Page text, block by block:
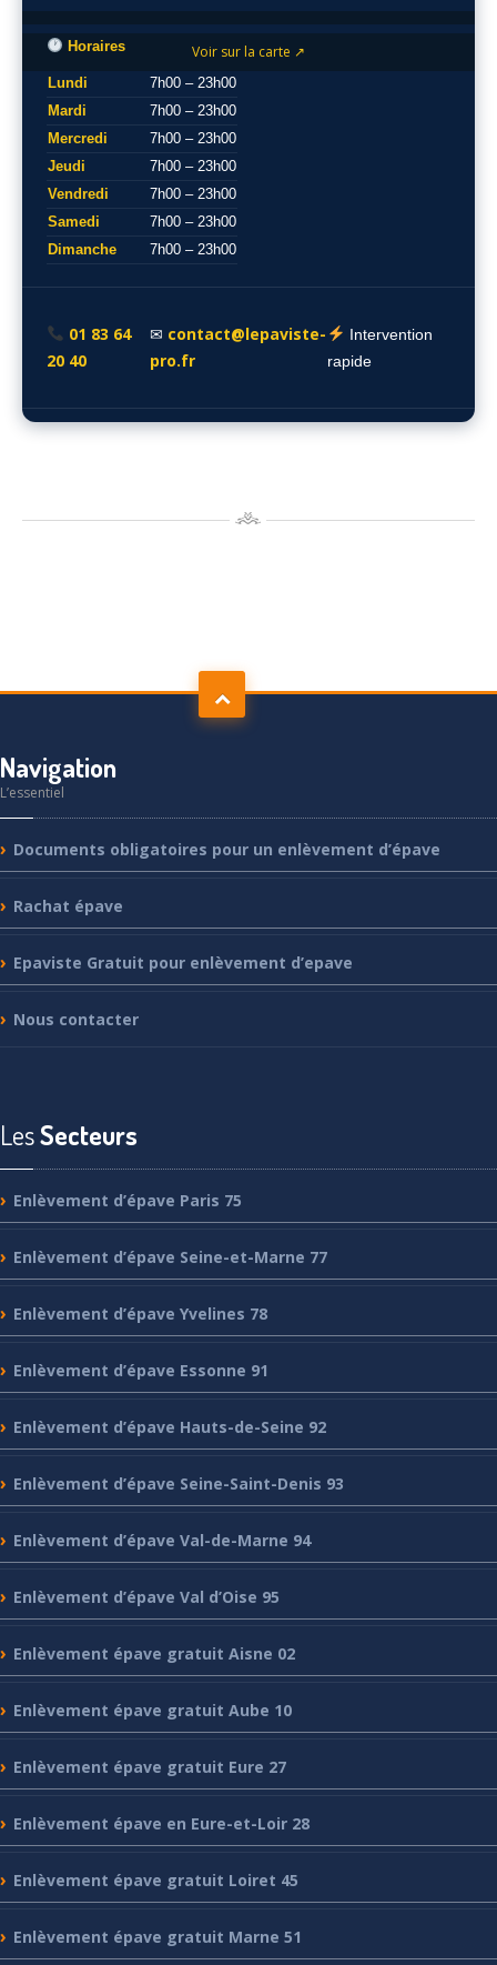
Voir sur la carte ↗
Horaires
Lundi
7h00 – 23h00
Mardi
7h00 – 23h00
Mercredi
7h00 – 23h00
Jeudi
7h00 – 23h00
Vendredi
7h00 – 23h00
Samedi
7h00 – 23h00
Dimanche
7h00 – 23h00
01 83 64
20 40
✉ contact@lepaviste-
pro.fr
Intervention
rapide
Navigation
L’essentiel
Documents obligatoires pour un enlèvement d’épave
Rachat épave
Epaviste Gratuit pour enlèvement d’epave
Nous contacter
LesSecteurs
Enlèvement d’épave Paris 75
Enlèvement d’épave Seine-et-Marne 77
Enlèvement d’épave Yvelines 78
Enlèvement d’épave Essonne 91
Enlèvement d’épave Hauts-de-Seine 92
Enlèvement d’épave Seine-Saint-Denis 93
Enlèvement d’épave Val-de-Marne 94
Enlèvement d’épave Val d’Oise 95
Enlèvement épave gratuit Aisne 02
Enlèvement épave gratuit Aube 10
Enlèvement épave gratuit Eure 27
Enlèvement épave en Eure-et-Loir 28
Enlèvement épave gratuit Loiret 45
Enlèvement épave gratuit Marne 51